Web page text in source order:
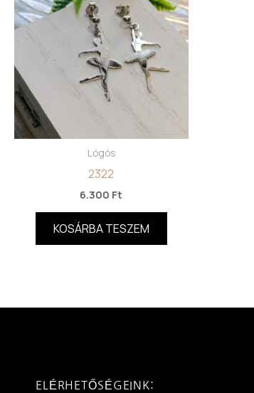
Lógós
2322
6.300 Ft
KOSÁRBA TESZEM
ELÉRHETŐSÉGEINK: